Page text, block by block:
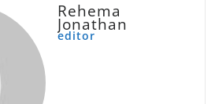
Rehema
Jonathan
editor